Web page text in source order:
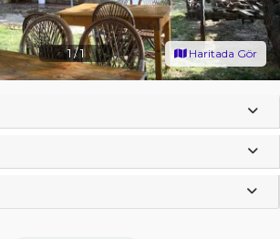
1/1 Haritada Gör